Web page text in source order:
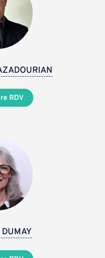
RDV